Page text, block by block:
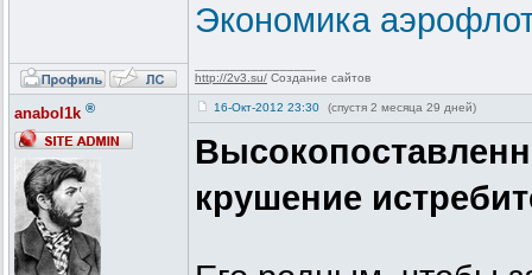
Экономика
http://2v3.su/ Создание сайтов
anabol1k ® 16-Окт-2012 23:30 (спустя 2 месяца 29 дней)
крушение